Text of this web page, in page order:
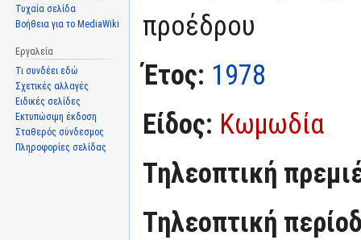
προέδρου
Έτος: 1978
Είδος: Κωμωδία
Τηλεοπτική
Τηλεοπτική
Τυχαία σελίδα
Βοήθεια για το MediaWiki
Εργαλεία
Τι συνδέει εδώ
Σχετικές αλλαγές
Ειδικές σελίδες
Εκτυπώσιμη έκδοση
Σταθερός σύνδεσμος
Πληροφορίες σελίδας